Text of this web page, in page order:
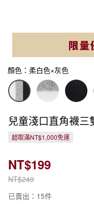
顏色：柔白色×灰色
兒童淺口直角襪
超取滿NT$1,000免運
NT$249
NT$199
已賣出：15件